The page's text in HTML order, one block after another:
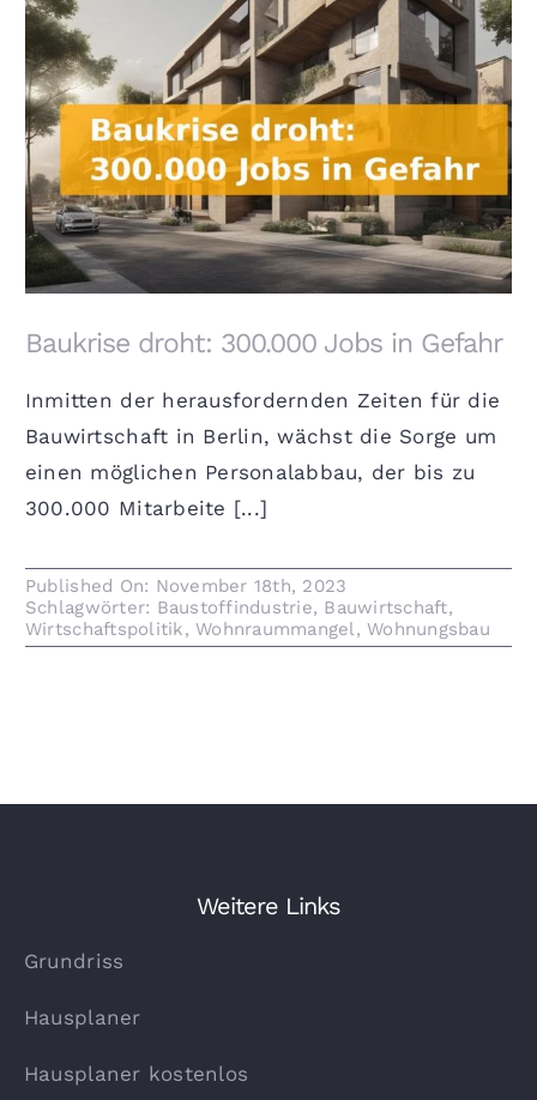
Baukrise droht: 300.000 Jobs in Gefahr
Baukrise droht: 300.000 Jobs in Gefahr
Inmitten der herausfordernden Zeiten für die
Bauwirtschaft in Berlin, wächst die Sorge um
einen möglichen Personalabbau, der bis zu
300.000 Mitarbeite [...]
Published On: November 18th, 2023
Schlagwörter: Baustoffindustrie, Bauwirtschaft,
Wirtschaftspolitik,Wohnraummangel,Wohnungsbau
Weitere Links
Grundriss
Hausplaner
Hausplaner kostenlos